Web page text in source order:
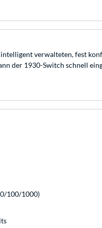
verwalteten, fest
der 1930-Switch schnell
100/1000)